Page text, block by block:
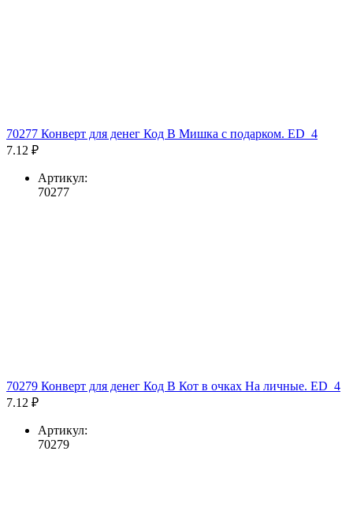
70277 Конверт для денег Код В Мишка с подарком. ED_4
7.12 ₽
Артикул:
70277
70279 Конверт для денег Код В Кот в очках На личные. ED_4
7.12 ₽
Артикул:
70279